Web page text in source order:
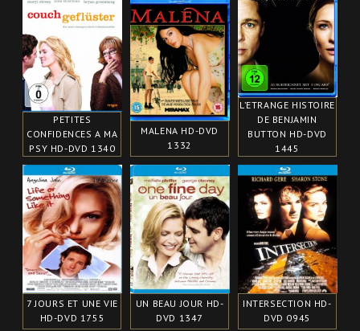
PETITES
CONFIDENCES A MA
PSY HD-DVD 1340
MALENA HD-DVD
1332
L’ETRANGE HISTOIRE
DE BENJAMIN
BUTTON HD-DVD
1445
7 JOURS ET UNE VIE
HD-DVD 1755
UN BEAU JOUR HD-
DVD 1347
INTERSECTION HD-
DVD 0945